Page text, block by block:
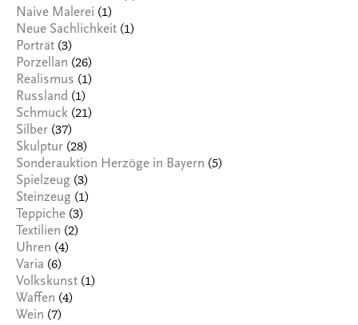
Naive Malerei (1)
Neue Sachlichkeit (1)
Porträt (3)
Porzellan (26)
Realismus (1)
Russland (1)
Schmuck (21)
Silber (37)
Skulptur (28)
Sonderauktion Herzöge in Bayern (5)
Spielzeug (3)
Steinzeug (1)
Teppiche (3)
Textilien (2)
Uhren (4)
Varia (6)
Volkskunst (1)
Waffen (4)
Wein (7)